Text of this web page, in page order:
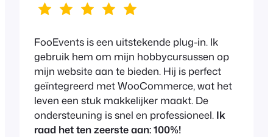
FooEvents is een uitstekende plug-in. Ik
gebruik hem om mijn hobbycursussen op
mijn website aan te bieden. Hij is perfect
geïntegreerd met WooCommerce, wat het
leven een stuk makkelijker maakt. De
ondersteuning is snel en professioneel. Ik
raad het ten zeerste aan: 100%!